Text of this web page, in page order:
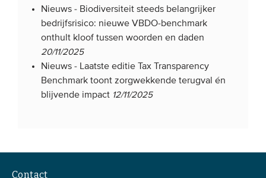
Nieuws - Biodiversiteit steeds belangrijker
bedrijfsrisico: nieuwe VBDO-benchmark
onthult kloof tussen woorden en daden
20/11/2025
Nieuws - Laatste editie Tax Transparency
Benchmark toont zorgwekkende terugval én
blijvende impact 12/11/2025
Contact